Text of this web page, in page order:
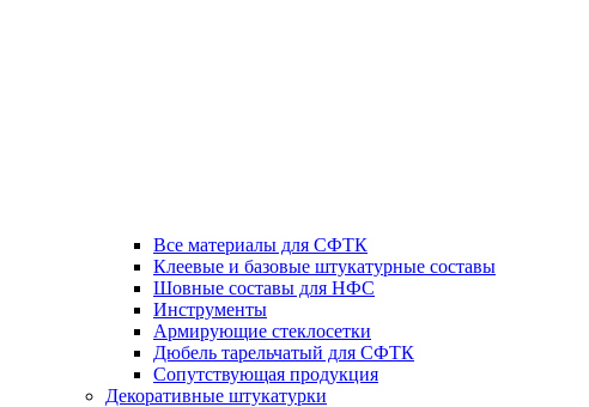
Все материалы для СФТК
Клеевые и базовые штукатурные составы
Шовные составы для НФС
Инструменты
Армирующие стеклосетки
Дюбель тарельчатый для СФТК
Сопутствующая продукция
Декоративные штукатурки